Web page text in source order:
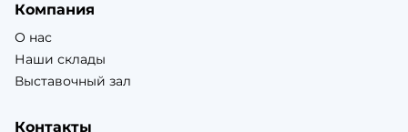
Компания
О нас
Наши склады
Выставочный зал
Контакты